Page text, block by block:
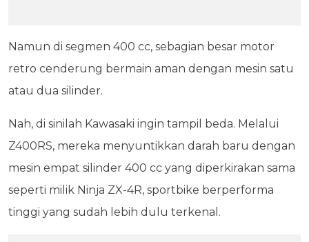
Namun di segmen 400 cc, sebagian besar motor
retro cenderung bermain aman dengan mesin satu
atau dua silinder.
Nah, di sinilah Kawasaki ingin tampil beda. Melalui
Z400RS, mereka menyuntikkan darah baru dengan
mesin empat silinder 400 cc yang diperkirakan sama
seperti milik Ninja ZX-4R, sportbike berperforma
tinggi yang sudah lebih dulu terkenal.